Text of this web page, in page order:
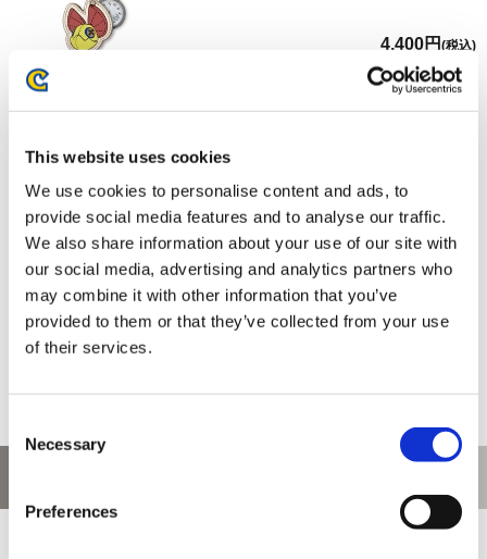
This website uses cookies
We use cookies to personalise content and ads, to
provide social media features and to analyse our traffic.
We also share information about your use of our site with
our social media, advertising and analytics partners who
may combine it with other information that you’ve
provided to them or that they’ve collected from your use
of their services.
Selection
Necessary
Preferences
4,400円 (税込)
在庫：△ |220ポイント
モンスターハンターワイルズ カラビナ時計 ラバラ・バリナ
在庫：△ |220ポイント